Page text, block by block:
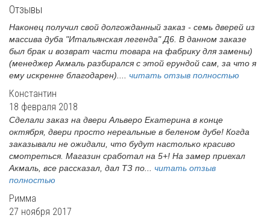
Отзывы
Наконец получил свой долгожданный заказ - семь дверей из
массива дуба "Итальянская легенда" Д6. В данном заказе
был брак и возврат части товара на фабрику для замены)
(менеджер Акмаль разбирался с этой ерундой сам, за что я
ему искренне благодарен).... читать отзыв полностью
Константин
18 февраля 2018
Сделали заказ на двери Альверо Екатерина в конце
октября, двери просто нереальные в беленом дубе! Когда
заказывали не ожидали, что будут настолько красиво
смотреться. Магазин сработал на 5+! На замер приехал
Акмаль, все рассказал, дал ТЗ по... читать отзыв
полностью
Римма
27 ноября 2017